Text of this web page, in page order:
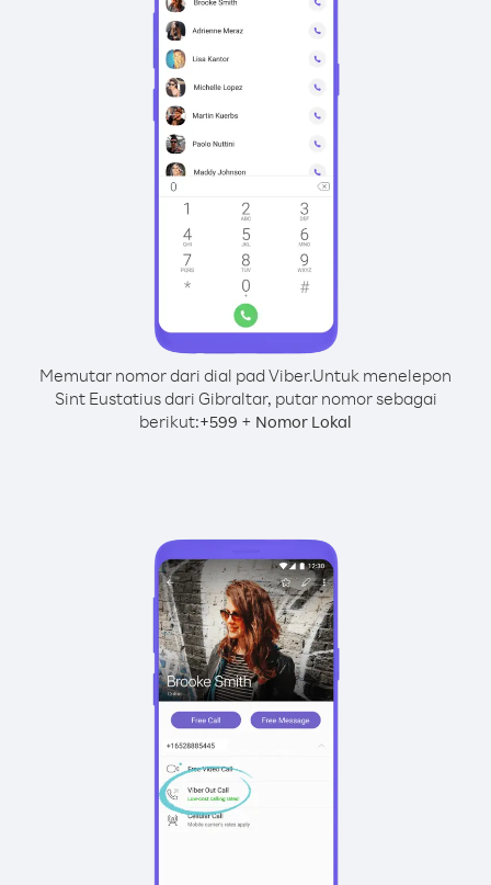
Memutar nomor dari dial pad Viber.Untuk menelepon
Sint Eustatius dari Gibraltar, putar nomor sebagai
berikut:+599 + Nomor Lokal